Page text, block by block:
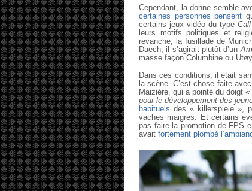
Cependant, la donne semble
certaines personnes pensent
certains jeux vidéo du type
leurs motifs politiques et
revanche, la fusillade de
Daech, il s’agirait plutôt d’un
masse façon Columbine ou
Dans ces conditions, il était
la scène. C’est chose faite avec
Maizière, qui a pointé du doigt «
pour le développement des
habituels des « killerspiele »,
vaches maigres. Et certains
pas faire la promotion de FPS
avait fortement plombé